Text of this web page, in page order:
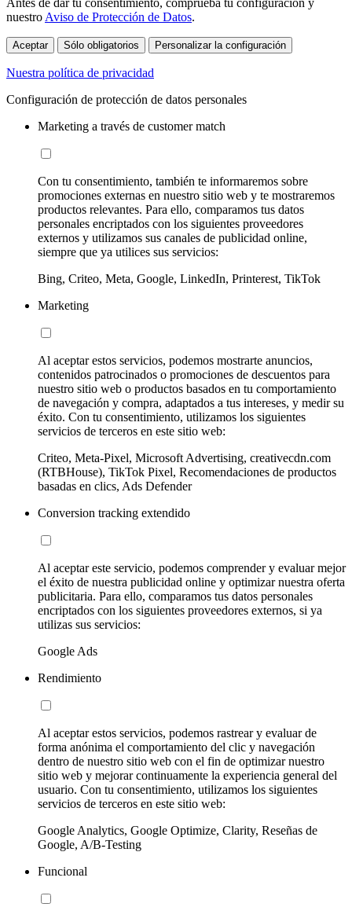
Antes de dar tu consentimiento, comprueba tu configuración y
nuestro Aviso de Protección de Datos.
Aceptar Sólo obligatorios Personalizar la configuración
Nuestra política de privacidad
Configuración de protección de datos personales
Marketing a través de customer match
Con tu consentimiento, también te informaremos sobre
promociones externas en nuestro sitio web y te mostraremos
productos relevantes. Para ello, comparamos tus datos
personales encriptados con los siguientes proveedores
externos y utilizamos sus canales de publicidad online,
siempre que ya utilices sus servicios:
Bing, Criteo, Meta, Google, LinkedIn, Printerest, TikTok
Marketing
Al aceptar estos servicios, podemos mostrarte anuncios,
contenidos patrocinados o promociones de descuentos para
nuestro sitio web o productos basados en tu comportamiento
de navegación y compra, adaptados a tus intereses, y medir su
éxito. Con tu consentimiento, utilizamos los siguientes
servicios de terceros en este sitio web:
Criteo, Meta-Pixel, Microsoft Advertising, creativecdn.com
(RTBHouse), TikTok Pixel, Recomendaciones de productos
basadas en clics, Ads Defender
Conversion tracking extendido
Al aceptar este servicio, podemos comprender y evaluar mejor
el éxito de nuestra publicidad online y optimizar nuestra oferta
publicitaria. Para ello, comparamos tus datos personales
encriptados con los siguientes proveedores externos, si ya
utilizas sus servicios:
Google Ads
Rendimiento
Al aceptar estos servicios, podemos rastrear y evaluar de
forma anónima el comportamiento del clic y navegación
dentro de nuestro sitio web con el fin de optimizar nuestro
sitio web y mejorar continuamente la experiencia general del
usuario. Con tu consentimiento, utilizamos los siguientes
servicios de terceros en este sitio web:
Google Analytics, Google Optimize, Clarity, Reseñas de
Google, A/B-Testing
Funcional